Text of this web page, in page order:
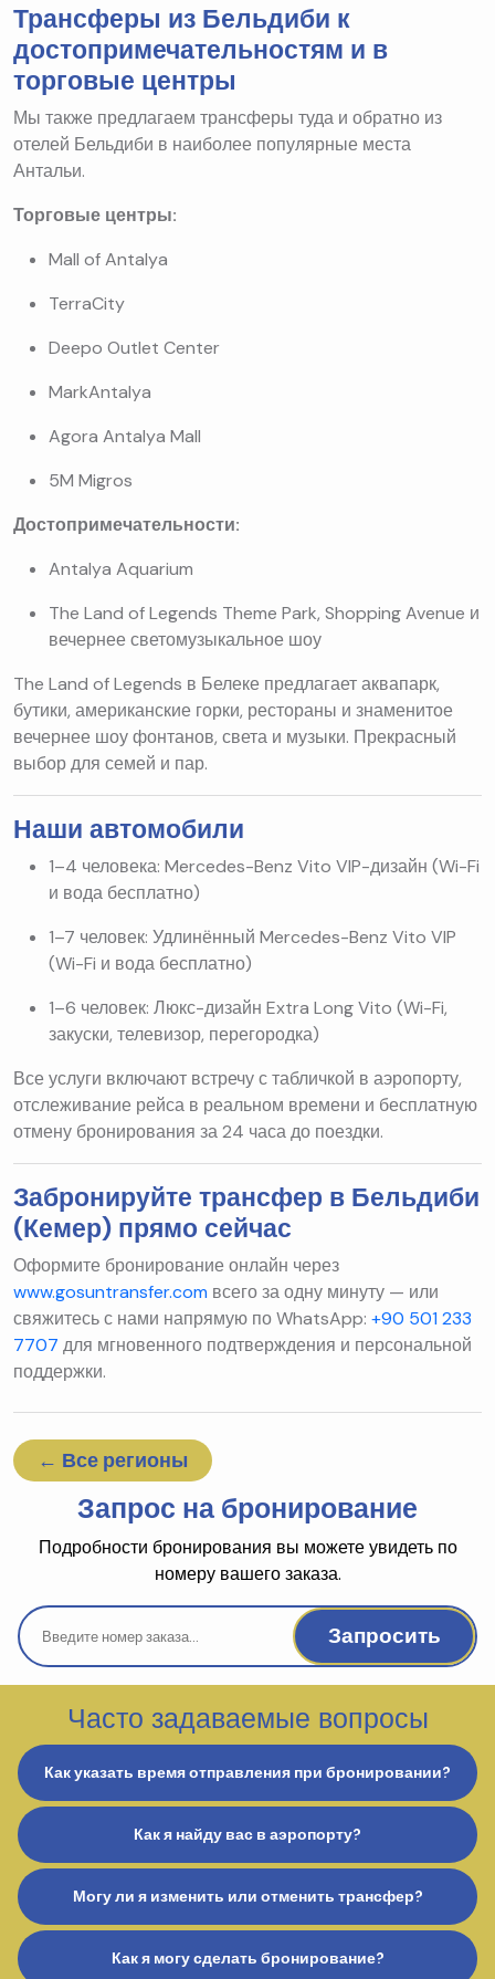
Трансферы из Бельдиби к
достопримечательностям и в
торговые центры
Мы также предлагаем трансферы туда и обратно из
отелей Бельдиби в наиболее популярные места
Антальи.
Торговые центры:
Mall of Antalya
TerraCity
Deepo Outlet Center
MarkAntalya
Agora Antalya Mall
5M Migros
Достопримечательности:
Antalya Aquarium
The Land of Legends Theme Park, Shopping Avenue и
вечернее светомузыкальное шоу
The Land of Legends в Белеке предлагает аквапарк,
бутики, американские горки, рестораны и знаменитое
вечернее шоу фонтанов, света и музыки. Прекрасный
выбор для семей и пар.
Наши автомобили
1–4 человека: Mercedes-Benz Vito VIP-дизайн (Wi-Fi
и вода бесплатно)
1–7 человек: Удлинённый Mercedes-Benz Vito VIP
(Wi-Fi и вода бесплатно)
1–6 человек: Люкс-дизайн Extra Long Vito (Wi-Fi,
закуски, телевизор, перегородка)
Все услуги включают встречу с табличкой в аэропорту,
отслеживание рейса в реальном времени и бесплатную
отмену бронирования за 24 часа до поездки.
Забронируйте трансфер в Бельдиби
(Кемер) прямо сейчас
Оформите бронирование онлайн через
www.gosuntransfer.com всего за одну минуту — или
свяжитесь с нами напрямую по WhatsApp: +90 501 233
7707 для мгновенного подтверждения и персональной
поддержки.
← Все регионы
Запрос на бронирование
Подробности бронирования вы можете увидеть по
номеру вашего заказа.
Запросить
Часто задаваемые вопросы
Как указать время отправления при бронировании?
Как я найду вас в аэропорту?
Могу ли я изменить или отменить трансфер?
Как я могу сделать бронирование?